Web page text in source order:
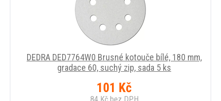
DEDRA DED7764W0 Brusné kotouče bílé, 180 mm,
gradace 60, suchý zip, sada 5 ks
101 Kč